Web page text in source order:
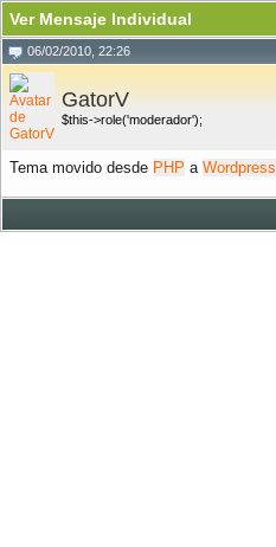
Ver Mensaje Individual
06/02/2010, 22:26
GatorV
$this->role('moderador');
Tema movido desde PHP a Wordpress